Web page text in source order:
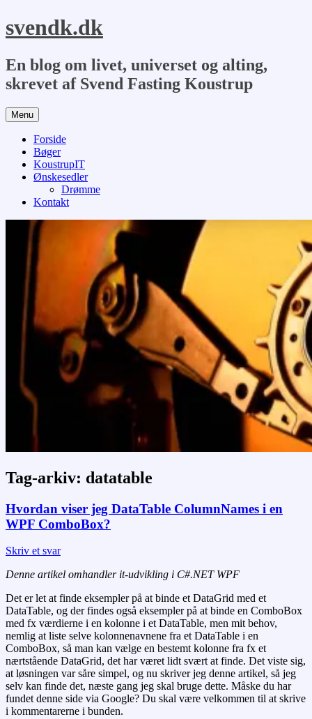
til
svendk.dk
En blog om livet, universet og alting,
skrevet af Svend Fasting Koustrup
Menu
Forside
Bøger
KoustrupIT
Ønskesedler
Drømme
Kontakt
Tag-arkiv: datatable
Hvordan viser jeg DataTable ColumnNames i en
WPF ComboBox?
Skriv et svar
Denne artikel omhandler it-udvikling i C#.NET WPF
Det er let at finde eksempler på at binde et DataGrid med et
DataTable, og der findes også eksempler på at binde en ComboBox
med fx værdierne i en kolonne i et DataTable, men mit behov,
nemlig at liste selve kolonnenavnene fra et DataTable i en
ComboBox, så man kan vælge en bestemt kolonne fra fx et
nærtstående DataGrid, det har været lidt svært at finde. Det viste sig,
at løsningen var såre simpel, og nu skriver jeg denne artikel, så jeg
selv kan finde det, næste gang jeg skal bruge dette. Måske du har
fundet denne side via Google? Du skal være velkommen til at skrive
i kommentarerne i bunden.